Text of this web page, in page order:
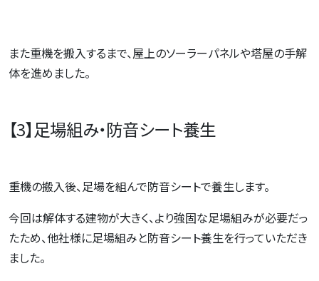
また重機を搬入するまで、屋上のソーラーパネルや塔屋の手解
体を進めました。
【3】足場組み・防音シート養生
重機の搬入後、足場を組んで防音シートで養生します。
今回は解体する建物が大きく、より強固な足場組みが必要だっ
たため、他社様に足場組みと防音シート養生を行っていただき
ました。